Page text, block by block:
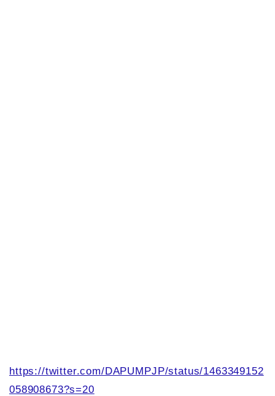
https://twitter.com/DAPUMPJP/status/1463349152
058908673?s=20